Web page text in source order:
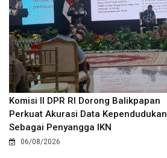
Komisi II DPR RI Dorong Balikpapan
Perkuat Akurasi Data Kependudukan
Sebagai Penyangga IKN
06/08/2026